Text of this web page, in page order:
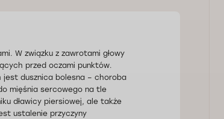
W związku z zawrotami głowy
przed oczami punktów.
jest dusznica bolesna – choroba
mięśnia sercowego na tle
dławicy piersiowej, ale także
ustalenie przyczyny